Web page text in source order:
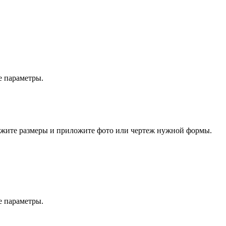
параметры.
размеры и приложите фото или чертеж нужной формы.
параметры.